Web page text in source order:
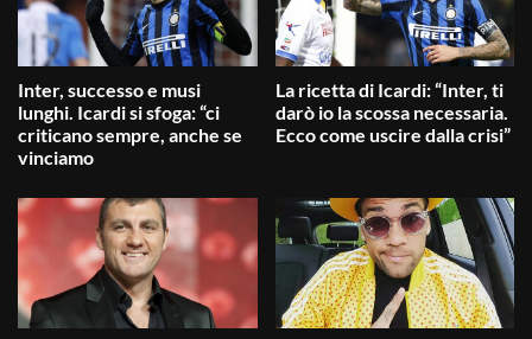
Inter, successo e musi
lunghi. Icardi si sfoga: “ci
criticano sempre, anche se
vinciamo
La ricetta di Icardi: “Inter, ti
darò io la scossa necessaria.
Ecco come uscire dalla crisi”